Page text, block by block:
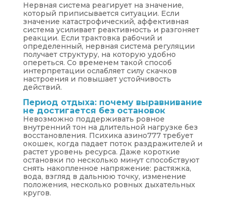
Нервная система реагирует на значение,
который приписывается ситуации. Если
значение катастрофический, аффективная
система усиливает реактивность и разгоняет
реакции. Если трактовка рабочий и
определенный, нервная система регуляции
получает структуру, на которую удобно
опереться. Со временем такой способ
интерпретации ослабляет силу скачков
настроения и повышает устойчивость
действий.
Период отдыха: почему выравнивание
не достигается без остановок
Невозможно поддерживать ровное
внутренний тон на длительной нагрузке без
восстановления. Психика азино777 требует
окошек, когда падает поток раздражителей и
растет уровень ресурса. Даже короткие
остановки по несколько минут способствуют
снять накопленное напряжение: растяжка,
вода, взгляд в дальнюю точку, изменение
положения, несколько ровных дыхательных
кругов.